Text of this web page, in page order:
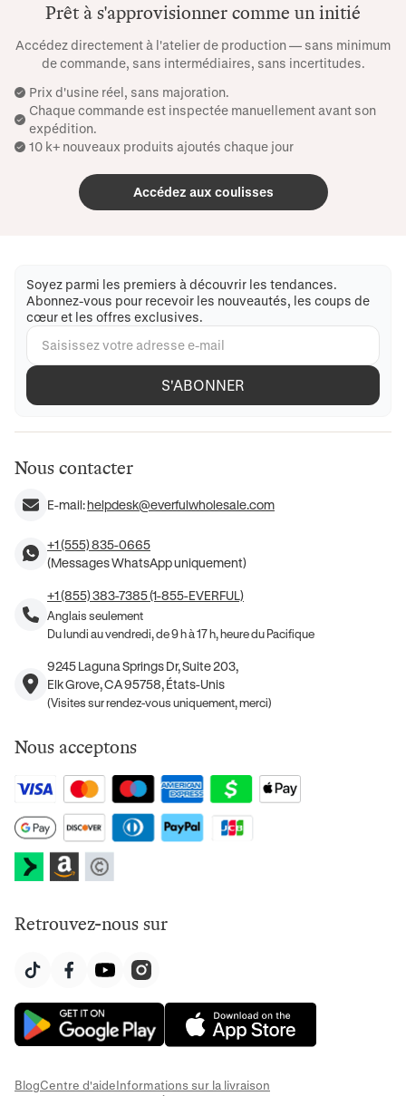
Prêt à s'approvisionner comme un initié
Accédez directement à l'atelier de production — sans minimum
de commande, sans intermédiaires, sans incertitudes.
Prix ​​d'usine réel, sans majoration.
Chaque commande est inspectée manuellement avant son
expédition.
10 k+ nouveaux produits ajoutés chaque jour
Accédez aux coulisses
Soyez parmi les premiers à découvrir les tendances.
Abonnez-vous pour recevoir les nouveautés, les coups de
cœur et les offres exclusives.
S'ABONNER
Nous contacter
E-mail:helpdesk@everfulwholesale.com
+1 (555) 835-0665
(Messages WhatsApp uniquement)
+1 (855) 383-7385 (1-855-EVERFUL)
Anglais seulement
Du lundi au vendredi, de 9 h à 17 h, heure du Pacifique
9245 Laguna Springs Dr, Suite 203,
Elk Grove, CA 95758, États-Unis
(Visites sur rendez-vous uniquement, merci)
Nous acceptons
Retrouvez-nous sur
BlogCentre d'aideInformations sur la livraison